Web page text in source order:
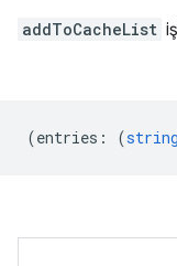
addToCacheList
(entries : (string